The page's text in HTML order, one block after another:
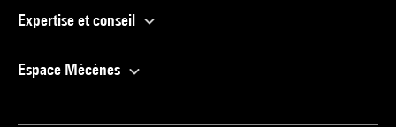
Expertise et conseil
Espace Mécènes